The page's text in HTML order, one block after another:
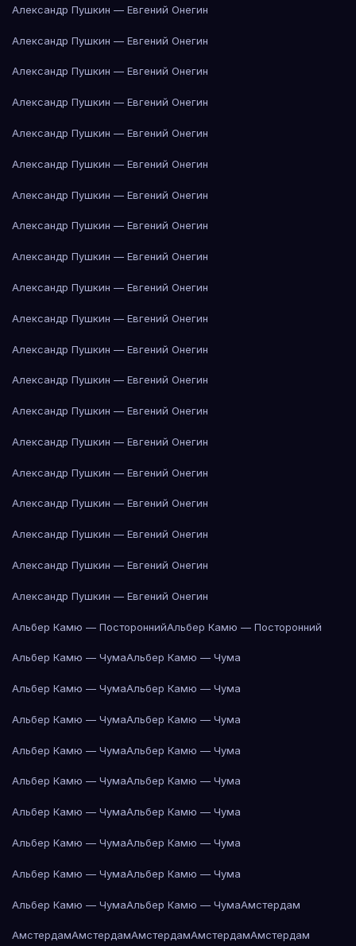
Александр Пушкин — Евгений Онегин
Александр Пушкин — Евгений Онегин
Александр Пушкин — Евгений Онегин
Александр Пушкин — Евгений Онегин
Александр Пушкин — Евгений Онегин
Александр Пушкин — Евгений Онегин
Александр Пушкин — Евгений Онегин
Александр Пушкин — Евгений Онегин
Александр Пушкин — Евгений Онегин
Александр Пушкин — Евгений Онегин
Александр Пушкин — Евгений Онегин
Александр Пушкин — Евгений Онегин
Александр Пушкин — Евгений Онегин
Александр Пушкин — Евгений Онегин
Александр Пушкин — Евгений Онегин
Александр Пушкин — Евгений Онегин
Александр Пушкин — Евгений Онегин
Александр Пушкин — Евгений Онегин
Александр Пушкин — Евгений Онегин
Александр Пушкин — Евгений Онегин
Альбер Камю — ПостороннийАльбер Камю — Посторонний
Альбер Камю — ЧумаАльбер Камю — Чума
Альбер Камю — ЧумаАльбер Камю — Чума
Альбер Камю — ЧумаАльбер Камю — Чума
Альбер Камю — ЧумаАльбер Камю — Чума
Альбер Камю — ЧумаАльбер Камю — Чума
Альбер Камю — ЧумаАльбер Камю — Чума
Альбер Камю — ЧумаАльбер Камю — Чума
Альбер Камю — ЧумаАльбер Камю — Чума
Альбер Камю — ЧумаАльбер Камю — ЧумаАмстердам
АмстердамАмстердамАмстердамАмстердамАмстердам